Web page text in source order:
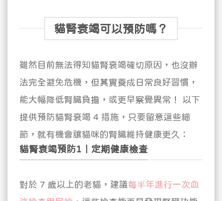
貓腎衰竭可以預防嗎？
雖然目前無法得知貓腎衰竭確切原因，也沒辦
法完全避免危機，但其實養成日常良好習慣，
能大幅降低腎臟負擔，或更早察覺異常！
以下
提供預防貓腎衰竭 4 措施，只要留意這些細
節，就有機會讓貓咪的腎臟維持健康更久：
貓腎衰竭預防1｜定期健康檢查
對於 7 歲以上的老貓，建議每半年進行一次血